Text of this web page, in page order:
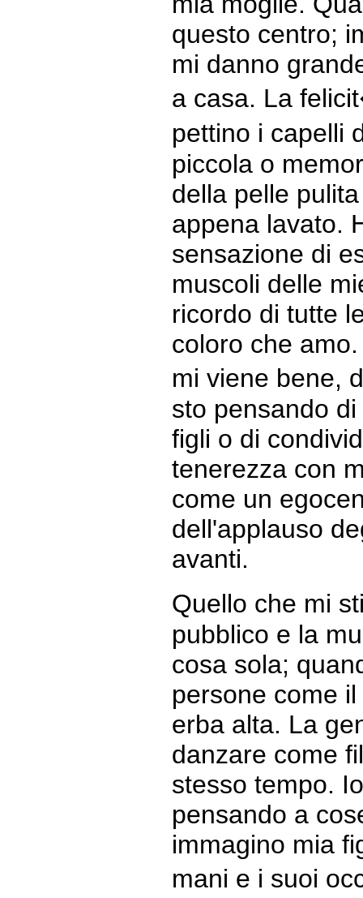
questo centro;
mi danno
a casa. La
pettino i capelli
piccola o
della pelle
appena lavato.
sensazione di
muscoli delle
ricordo di tutte
coloro che
mi viene bene,
sto pensando
figli o di
tenerezza con
come un
dell'applauso
avanti.
Quello che mi
pubblico e la
cosa sola;
persone come
erba alta. La
danzare come
stesso tempo.
pensando a
immagino mia
mani e i suoi